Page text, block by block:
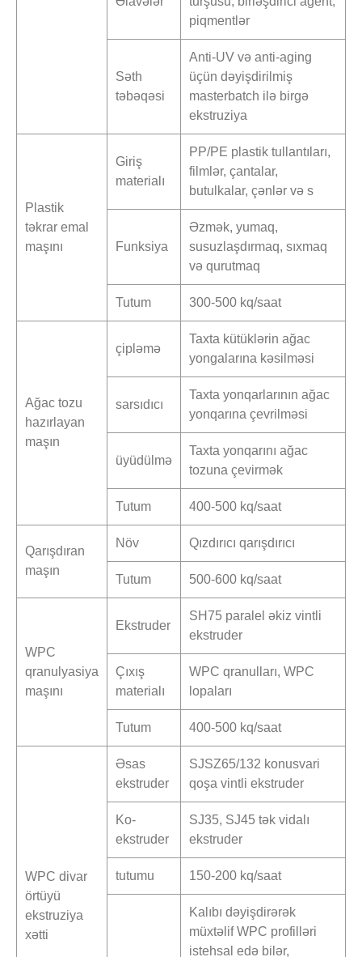
piqmentlər
Səth
təbəqəsi
Anti-UV və anti-aging
üçün dəyişdirilmiş
masterbatch ilə birgə
ekstruziya
Plastik
təkrar emal
maşını
Giriş
materialı
PP/PE plastik tullantıları,
filmlər, çantalar,
butulkalar, çənlər və s
Funksiya
Əzmək, yumaq,
susuzlaşdırmaq, sıxmaq
və qurutmaq
Tutum 300-500 kq/saat
Ağac tozu
hazırlayan
maşın
çipləmə
Taxta kütüklərin ağac
yongalarına kəsilməsi
sarsıdıcı
Taxta yonqarlarının ağac
yonqarına çevrilməsi
üyüdülmə
Taxta yonqarını ağac
tozuna çevirmək
Tutum 400-500 kq/saat
Qarışdıran
maşın
Növ Qızdırıcı qarışdırıcı
Tutum 500-600 kq/saat
WPC
qranulyasiya
maşını
Ekstruder
SH75 paralel əkiz vintli
ekstruder
Çıxış
materialı
WPC qranulları, WPC
lopaları
Tutum 400-500 kq/saat
WPC divar
örtüyü
ekstruziya
xətti
Əsas
ekstruder
SJSZ65/132 konusvari
qoşa vintli ekstruder
Ko-
ekstruder
SJ35, SJ45 tək vidalı
ekstruder
tutumu 150-200 kq/saat
Kalıbı dəyişdirərək
müxtəlif WPC profilləri
istehsal edə bilər,